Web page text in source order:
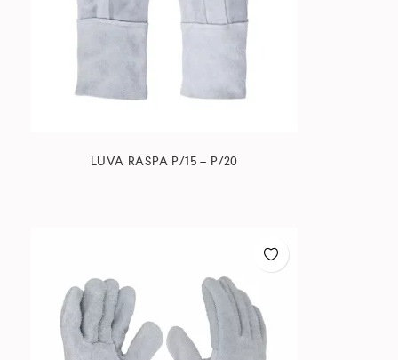
LUVA RASPA P/15 – P/20